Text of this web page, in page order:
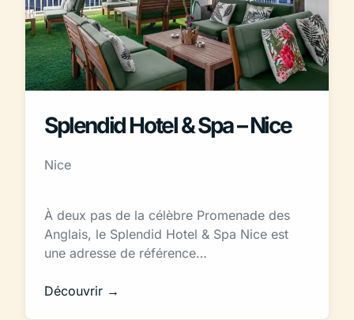
Splendid Hotel & Spa – Nice
Nice
À deux pas de la célèbre Promenade des
Anglais, le Splendid Hotel & Spa Nice est
une adresse de référence…
Découvrir →